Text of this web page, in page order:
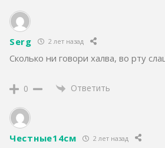
Serg 2 лет назад
Сколько ни говори халва, во рту
0 Ответить
Честные14см 2 лет назад